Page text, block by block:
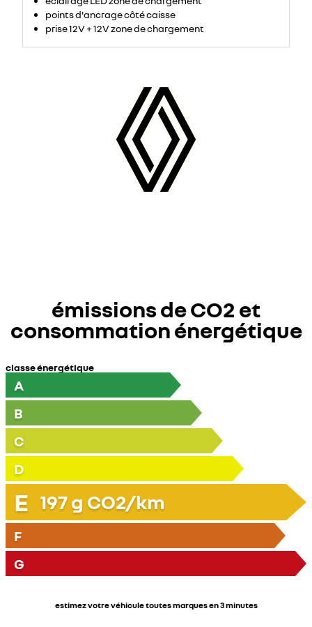
points d'ancrage côté caisse
prise 12V + 12V zone de chargement
émissions de CO2 et
consommation énergétique
classe énergétique
A
B
C
D
E 197g CO2/km
F
G
estimez votre véhicule toutes marques en 3 minutes